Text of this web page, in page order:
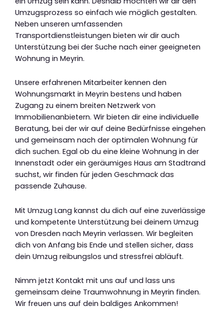
Umzugsprozess so einfach wie möglich gestalten.
Neben unseren umfassenden
Transportdienstleistungen bieten wir dir auch
Unterstützung bei der Suche nach einer geeigneten
Wohnung in Meyrin.
Unsere erfahrenen Mitarbeiter kennen den
Wohnungsmarkt in Meyrin bestens und haben
Zugang zu einem breiten Netzwerk von
Immobilienanbietern. Wir bieten dir eine individuelle
Beratung, bei der wir auf deine Bedürfnisse eingehen
und gemeinsam nach der optimalen Wohnung für
dich suchen. Egal ob du eine kleine Wohnung in der
Innenstadt oder ein geräumiges Haus am Stadtrand
suchst, wir finden für jeden Geschmack das
passende Zuhause.
Mit Umzug Lang kannst du dich auf eine zuverlässige
und kompetente Unterstützung bei deinem Umzug
von Dresden nach Meyrin verlassen. Wir begleiten
dich von Anfang bis Ende und stellen sicher, dass
dein Umzug reibungslos und stressfrei abläuft.
Nimm jetzt Kontakt mit uns auf und lass uns
gemeinsam deine Traumwohnung in Meyrin finden.
Wir freuen uns auf dein baldiges Ankommen!